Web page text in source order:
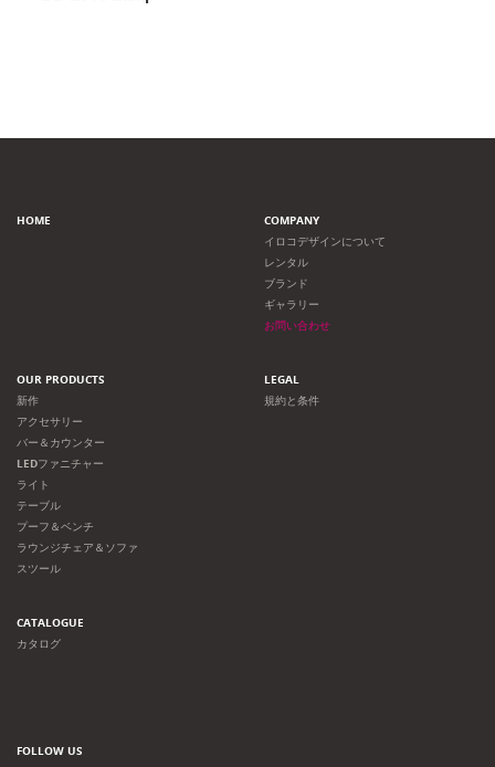
ゲ
シ
HOME
COMPANY
イロコデザインについて
レンタル
ブランド
ギャラリー
お問い合わせ
OUR PRODUCTS
新作
アクセサリー
バー＆カウンター
LEDファニチャー
ライト
テーブル
プーフ＆ベンチ
ラウンジチェア＆ソファ
スツール
LEGAL
規約と条件
CATALOGUE
カタログ
FOLLOW US